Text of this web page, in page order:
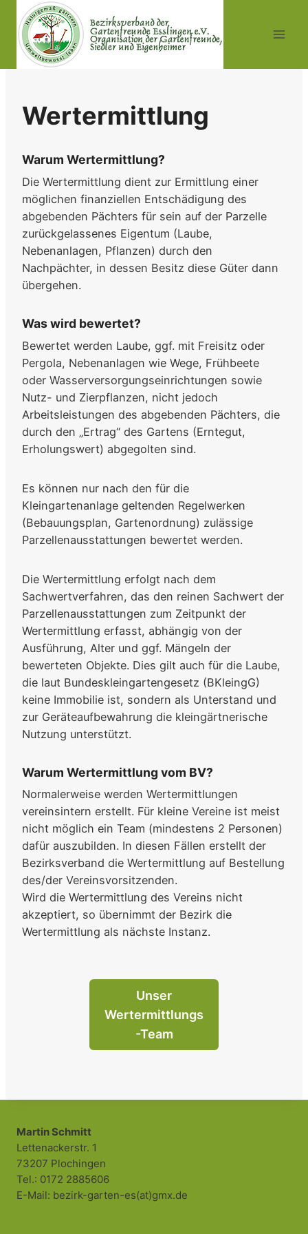
Inhalt
springen
Wertermittlung
Warum Wertermittlung?
Die Wertermittlung dient zur Ermittlung einer
möglichen finanziellen Entschädigung des
abgebenden Pächters für sein auf der Parzelle
zurückgelassenes Eigentum (Laube,
Nebenanlagen, Pflanzen) durch den
Nachpächter, in dessen Besitz diese Güter dann
übergehen.
Was wird bewertet?
Bewertet werden Laube, ggf. mit Freisitz oder
Pergola, Nebenanlagen wie Wege, Frühbeete
oder Wasserversorgungseinrichtungen sowie
Nutz- und Zierpflanzen, nicht jedoch
Arbeitsleistungen des abgebenden Pächters, die
durch den „Ertrag“ des Gartens (Erntegut,
Erholungswert) abgegolten sind.
Es können nur nach den für die
Kleingartenanlage geltenden Regelwerken
(Bebauungsplan, Gartenordnung) zulässige
Parzellenausstattungen bewertet werden.
Die Wertermittlung erfolgt nach dem
Sachwertverfahren, das den reinen Sachwert der
Parzellenausstattungen zum Zeitpunkt der
Wertermittlung erfasst, abhängig von der
Ausführung, Alter und ggf. Mängeln der
bewerteten Objekte. Dies gilt auch für die Laube,
die laut Bundeskleingartengesetz (BKleingG)
keine Immobilie ist, sondern als Unterstand und
zur Geräteaufbewahrung die kleingärtnerische
Nutzung unterstützt.
Warum Wertermittlung vom BV?
Normalerweise werden Wertermittlungen
vereinsintern erstellt. Für kleine Vereine ist meist
nicht möglich ein Team (mindestens 2 Personen)
dafür auszubilden. In diesen Fällen erstellt der
Bezirksverband die Wertermittlung auf Bestellung
des/der Vereinsvorsitzenden.
Wird die Wertermittlung des Vereins nicht
akzeptiert, so übernimmt der Bezirk die
Wertermittlung als nächste Instanz.
Unser
Wertermittlungs
-Team
Martin Schmitt
Lettenackerstr. 1
73207 Plochingen
Tel.: 0172 2885606
E-Mail: bezirk-garten-es(at)gmx.de